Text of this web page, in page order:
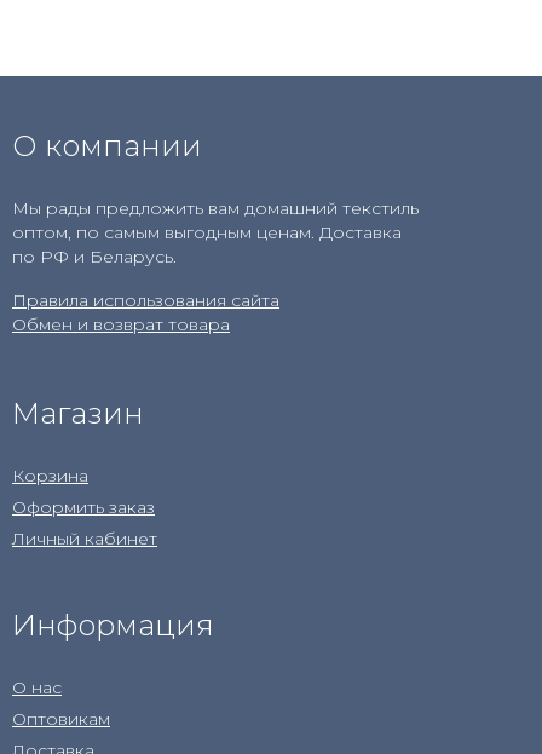
О компании
Мы рады предложить вам домашний текстиль
оптом, по самым выгодным ценам. Доставка
по РФ и Беларусь.
Правила использования сайта
Обмен и возврат товара
Магазин
Корзина
Оформить заказ
Личный кабинет
Информация
О нас
Оптовикам